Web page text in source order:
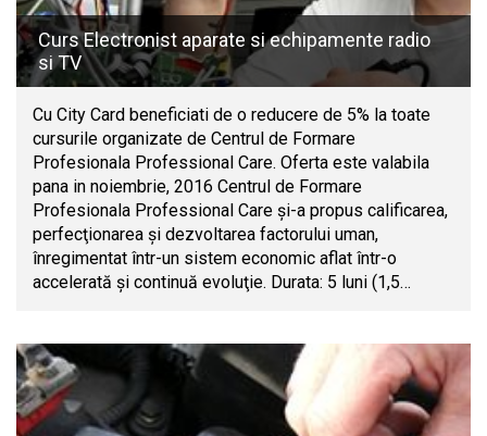
Curs Electronist aparate si echipamente radio
si TV
Cu City Card beneficiati de o reducere de 5% la toate
cursurile organizate de Centrul de Formare
Profesionala Professional Care. Oferta este valabila
pana in noiembrie, 2016 Centrul de Formare
Profesionala Professional Care şi-a propus calificarea,
perfecţionarea şi dezvoltarea factorului uman,
înregimentat într-un sistem economic aflat într-o
accelerată şi continuă evoluţie. Durata: 5 luni (1,5…